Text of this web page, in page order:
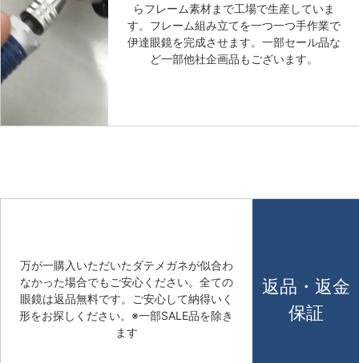
らフレーム素材まで工場で生産していま
す。フレーム組み立てを一つ一つ手作業で
伊達眼鏡を完成させます。一部セール品な
ど一部他社企画品もございます。
万が一購入いただいたダテメガネが似合わ
なかった場合でもご安心ください。全ての
眼鏡は返品無料です。ご安心して納得いく
形をお探しください。※一部SALE品を除き
ます
返品・返金
保証